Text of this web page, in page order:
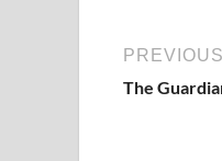
The